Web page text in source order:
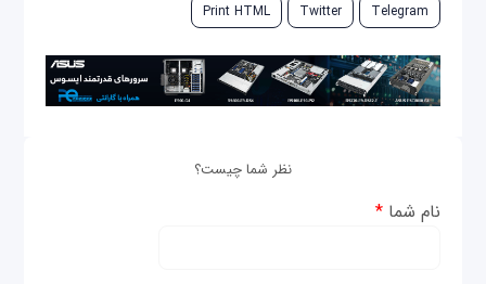
Telegram
Twitter
Print HTML
نظر شما چیست؟
نام شما*